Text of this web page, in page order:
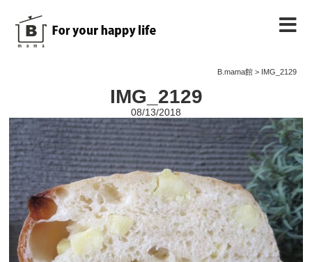
B.mama館> IMG_2129
IMG_2129
08/13/2018
教室のご案内
教室を予約する
教室の様子
ノート